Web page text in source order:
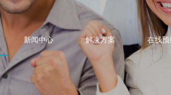
新闻中心 解决方案 在线预